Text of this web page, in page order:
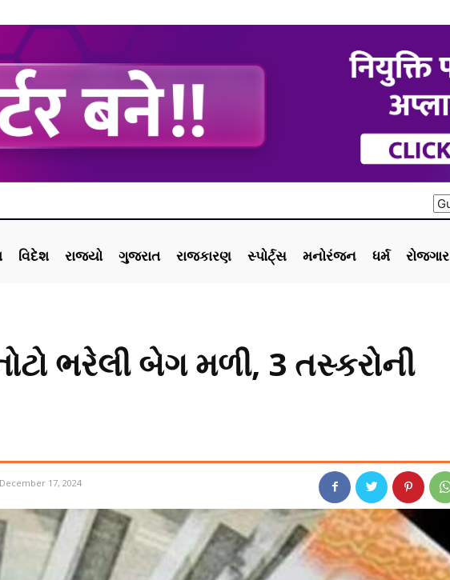
વિદેશ રાજ્યો ગુજરાત રાજકારણ સ્પોર્ટ્સ મનોરંજન ધર્મ રોજગાર
ભરેલી બેગ મળી, 3 તસ્કરોની
December 17, 2024